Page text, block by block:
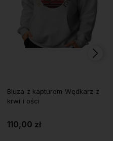
Bluza z kapturem Wędkarz z
krwi i ości
110,00 zł